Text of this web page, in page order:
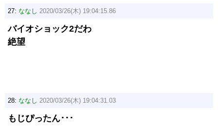
27: ななし 2020/03/26(木) 19:04:15.86
バイオショック2だわ
絶望
28: ななし 2020/03/26(木) 19:04:31.03
もじぴったん･･･